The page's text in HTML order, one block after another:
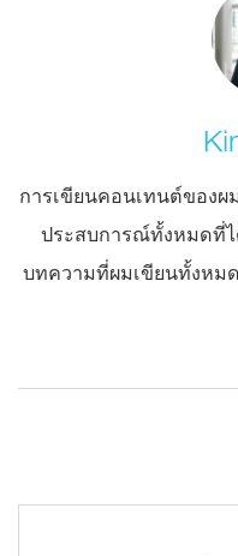
การเขียนคอนเทนต์ของ
ประสบการณ์ทั้งหมดที่
บทความที่ผมเขียนทั้งหม